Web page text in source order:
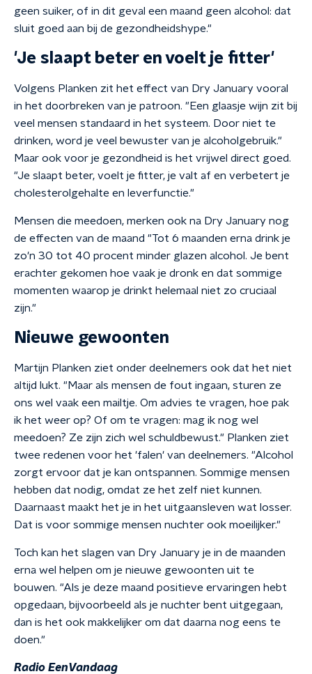
geen suiker, of in dit geval een maand geen alcohol: dat
sluit goed aan bij de gezondheidshype."
'Je slaapt beter en voelt je fitter'
Volgens Planken zit het effect van Dry January vooral
in het doorbreken van je patroon. "Een glaasje wijn zit bij
veel mensen standaard in het systeem. Door niet te
drinken, word je veel bewuster van je alcoholgebruik."
Maar ook voor je gezondheid is het vrijwel direct goed.
"Je slaapt beter, voelt je fitter, je valt af en verbetert je
cholesterolgehalte en leverfunctie."
Mensen die meedoen, merken ook na Dry January nog
de effecten van de maand "Tot 6 maanden erna drink je
zo'n 30 tot 40 procent minder glazen alcohol. Je bent
erachter gekomen hoe vaak je dronk en dat sommige
momenten waarop je drinkt helemaal niet zo cruciaal
zijn."
Nieuwe gewoonten
Martijn Planken ziet onder deelnemers ook dat het niet
altijd lukt. "Maar als mensen de fout ingaan, sturen ze
ons wel vaak een mailtje. Om advies te vragen, hoe pak
ik het weer op? Of om te vragen: mag ik nog wel
meedoen? Ze zijn zich wel schuldbewust." Planken ziet
twee redenen voor het 'falen' van deelnemers. "Alcohol
zorgt ervoor dat je kan ontspannen. Sommige mensen
hebben dat nodig, omdat ze het zelf niet kunnen.
Daarnaast maakt het je in het uitgaansleven wat losser.
Dat is voor sommige mensen nuchter ook moeilijker."
Toch kan het slagen van Dry January je in de maanden
erna wel helpen om je nieuwe gewoonten uit te
bouwen. "Als je deze maand positieve ervaringen hebt
opgedaan, bijvoorbeeld als je nuchter bent uitgegaan,
dan is het ook makkelijker om dat daarna nog eens te
doen."
Radio EenVandaag